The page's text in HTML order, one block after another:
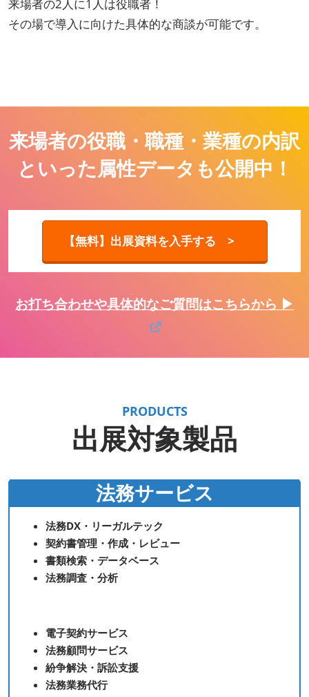
来場者の2人に1人は役職者！
その場で導入に向けた具体的な商談が可能です。
来場者の役職・職種・業種の内訳
といった属性データも公開中！
【無料】出展資料を入手する >
お打ち合わせや具体的なご質問はこちらから ▶
PRODUCTS
出展対象製品
法務サービス
法務DX・リーガルテック
契約書管理・作成・レビュー
書類検索・データベース
法務調査・分析
電子契約サービス
法務顧問サービス
紛争解決・訴訟支援
法務業務代行